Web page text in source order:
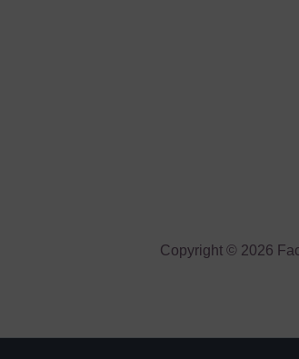
Copyright © 2026